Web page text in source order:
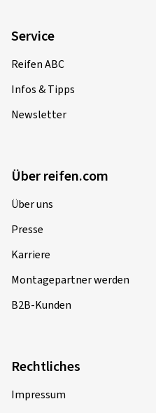
Service
Reifen ABC
Infos & Tipps
Newsletter
Über reifen.com
Über uns
Presse
Karriere
Montagepartner werden
B2B-Kunden
Rechtliches
Impressum